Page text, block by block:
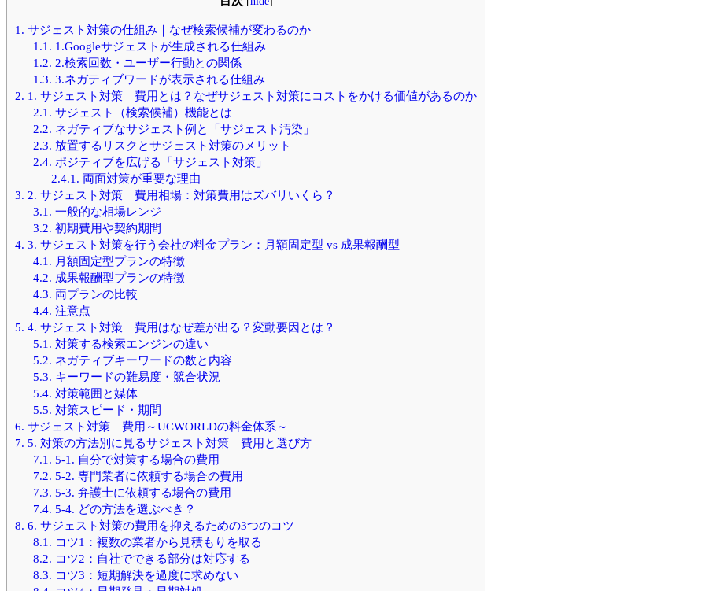
1. サジェスト対策の仕組み｜なぜ検索候補が変わるのか
1.1. 1.Googleサジェストが生成される仕組み
1.2. 2.検索回数・ユーザー行動との関係
1.3. 3.ネガティブワードが表示される仕組み
2. 1. サジェスト対策 費用とは？なぜサジェスト対策にコストをかける価値があるのか
2.1. サジェスト（検索候補）機能とは
2.2. ネガティブなサジェスト例と「サジェスト汚染」
2.3. 放置するリスクとサジェスト対策のメリット
2.4. ポジティブを広げる「サジェスト対策」
2.4.1. 両面対策が重要な理由
3. 2. サジェスト対策 費用相場：対策費用はズバリいくら？
3.1. 一般的な相場レンジ
3.2. 初期費用や契約期間
4. 3. サジェスト対策を行う会社の料金プラン：月額固定型 vs 成果報酬型
4.1. 月額固定型プランの特徴
4.2. 成果報酬型プランの特徴
4.3. 両プランの比較
4.4. 注意点
5. 4. サジェスト対策 費用はなぜ差が出る？変動要因とは？
5.1. 対策する検索エンジンの違い
5.2. ネガティブキーワードの数と内容
5.3. キーワードの難易度・競合状況
5.4. 対策範囲と媒体
5.5. 対策スピード・期間
6. サジェスト対策 費用～UCWORLDの料金体系～
7. 5. 対策の方法別に見るサジェスト対策 費用と選び方
7.1. 5-1. 自分で対策する場合の費用
7.2. 5-2. 専門業者に依頼する場合の費用
7.3. 5-3. 弁護士に依頼する場合の費用
7.4. 5-4. どの方法を選ぶべき？
8. 6. サジェスト対策の費用を抑えるための3つのコツ
8.1. コツ1：複数の業者から見積もりを取る
8.2. コツ2：自社でできる部分は対応する
8.3. コツ3：短期解決を過度に求めない